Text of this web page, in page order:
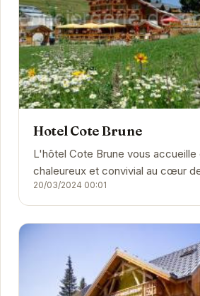
Hotel Cote Brune
L'hôtel Cote Brune vous accueille
chaleureux et convivial au cœur
20/03/2024 00:01